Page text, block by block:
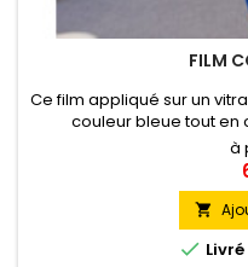
FILM
Ce film appliqué sur un
couleur bleue tout en
à

